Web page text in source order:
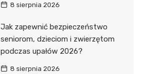
8 sierpnia 2026
Jak zapewnić bezpieczeństwo
seniorom, dzieciom i zwierzętom
podczas upałów 2026?
8 sierpnia 2026